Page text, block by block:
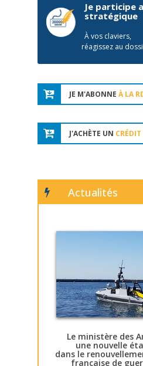
Je participe
stratégique
À vos claviers,
réagissez au
JE M'ABONNE À LA
J'ACHÈTE UN
Actualités
Le ministère des
une nouvelle
dans le
française de